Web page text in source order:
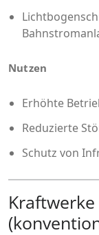
Nutzen
Erhöhte
Reduzierte
Schutz von